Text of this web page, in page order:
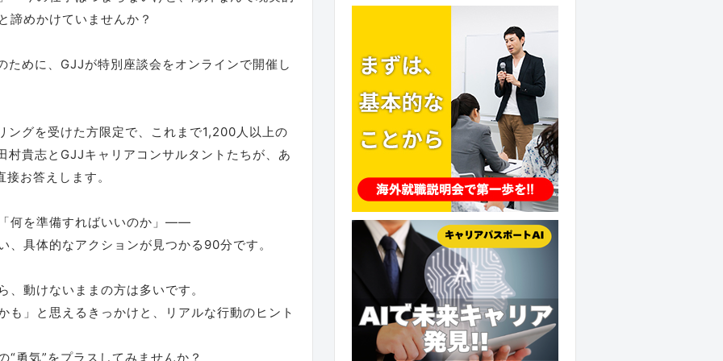
諦めかけていませんか？
ために、GJJが特別座談会をオンラインで開催し
ングを受けた方限定で、これまで1,200人以上の
村貴志とGJJキャリアコンサルタントたちが、あ
お答えします。
何を準備すればいいのか」――
、具体的なアクションが見つかる90分です。
動けないままの方は多いです。
も」と思えるきっかけと、リアルな行動のヒント
勇気”をプラスしてみませんか？